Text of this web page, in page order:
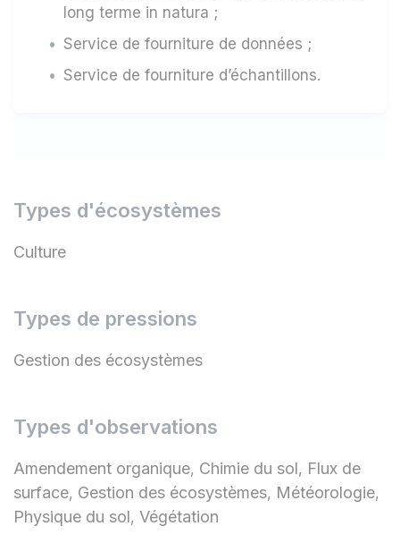
long terme in natura ;
Service de fourniture de données ;
Service de fourniture d’échantillons.
Types d'écosystèmes
Culture
Types de pressions
Gestion des écosystèmes
Types d'observations
Amendement organique, Chimie du sol, Flux de
surface, Gestion des écosystèmes, Météorologie,
Physique du sol, Végétation